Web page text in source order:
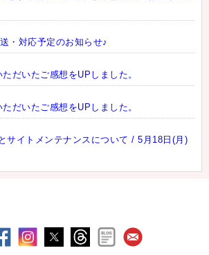
・対応予定のお知らせ♪
ただいたご感想をUPしました。
ただいたご感想をUPしました。
サイトメンテナンスについて / 5月18日(月)